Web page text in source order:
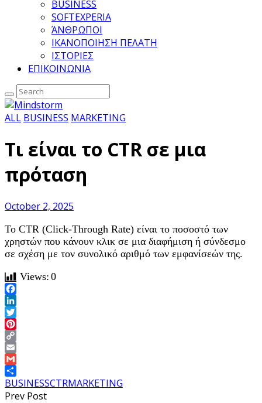
BUSINESS
SOFTEXPERIA
ΆΝΘΡΩΠΟΙ
ΙΚΑΝΟΠΟΙΗΣΗ ΠΕΛΑΤΗ
ΙΣΤΟΡΙΕΣ
ΕΠΙΚΟΙΝΩΝΙΑ
ALL BUSINESS MARKETING
Τι είναι το CTR σε μια
πρόταση
October 2, 2025
Το CTR (Click-Through Rate) είναι το ποσοστό των
χρηστών που κάνουν κλικ σε μια διαφήμιση ή σύνδεσμο
σε σχέση με τον συνολικό αριθμό των εμφανίσεών της.
Views: 0
Facebook
LinkedIn
Twitter
Pinterest
Copy
Link
Email
Gmail
Share
BUSINESSCTRMARKETING
Prev Post